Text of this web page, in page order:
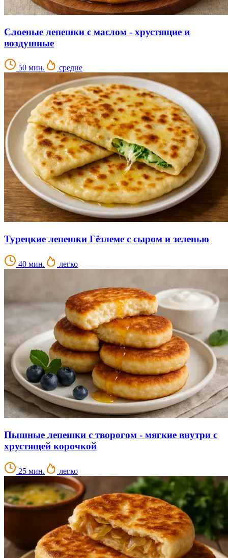
Слоеные лепешки с маслом - хрустящие и
воздушные
50 мин. средне
Турецкие лепешки Гёзлеме с сыром и зеленью
40 мин. легко
Пышные лепешки с творогом - мягкие внутри с
хрустящей корочкой
25 мин. легко